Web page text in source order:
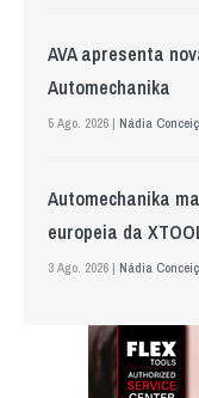
AVA apresenta
Automechanika
5 Ago. 2026 | Nádia
Automechanika
europeia da
3 Ago. 2026 | Nádia